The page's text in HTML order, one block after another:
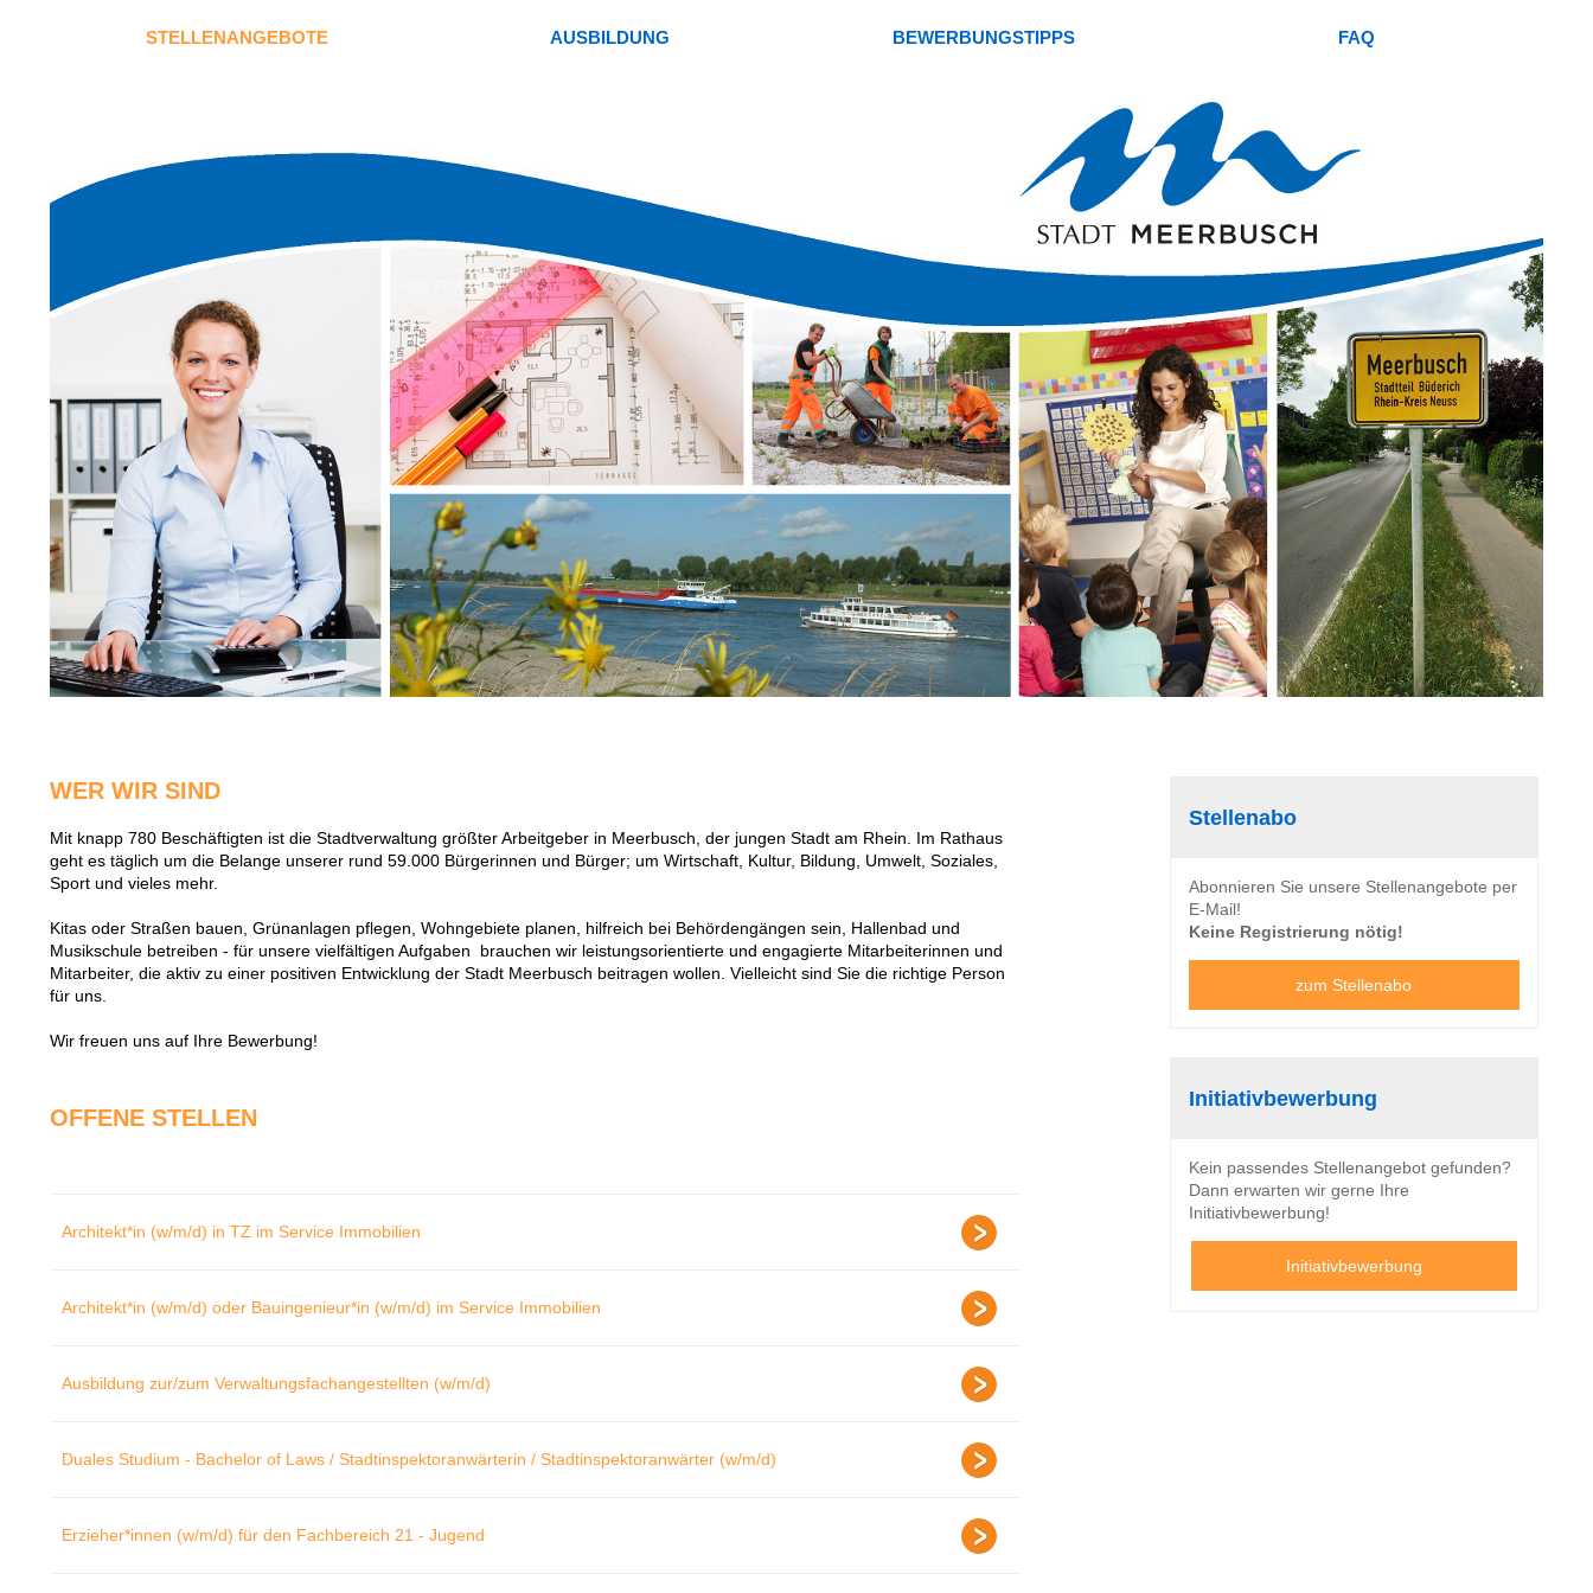
STELLENANGEBOTE AUSBILDUNG BEWERBUNGSTIPPS FAQ
WER WIR SIND
Mit knapp 780 Beschäftigten ist die Stadtverwaltung größter Arbeitgeber in Meerbusch, der jungen Stadt am Rhein. Im Rathaus
geht es täglich um die Belange unserer rund 59.000 Bürgerinnen und Bürger; um Wirtschaft, Kultur, Bildung, Umwelt, Soziales,
Sport und vieles mehr.
Kitas oder Straßen bauen, Grünanlagen pflegen, Wohngebiete planen, hilfreich bei Behördengängen sein, Hallenbad und
Musikschule betreiben - für unsere vielfältigen Aufgaben brauchen wir leistungsorientierte und engagierte Mitarbeiterinnen und
Mitarbeiter, die aktiv zu einer positiven Entwicklung der Stadt Meerbusch beitragen wollen. Vielleicht sind Sie die richtige Person
für uns.
Wir freuen uns auf Ihre Bewerbung!
OFFENE STELLEN
Architekt*in (w/m/d) in TZ im Service Immobilien
Architekt*in (w/m/d) oder Bauingenieur*in (w/m/d) im Service Immobilien
Ausbildung zur/zum Verwaltungsfachangestellten (w/m/d)
Duales Studium - Bachelor of Laws / Stadtinspektoranwärterin / Stadtinspektoranwärter (w/m/d)
Erzieher*innen (w/m/d) für den Fachbereich 21 - Jugend
Stellenabo
Abonnieren Sie unsere Stellenangebote per
E-Mail!
Keine Registrierung nötig!
zum Stellenabo
Initiativbewerbung
Kein passendes Stellenangebot gefunden?
Dann erwarten wir gerne Ihre
Initiativbewerbung!
Initiativbewerbung